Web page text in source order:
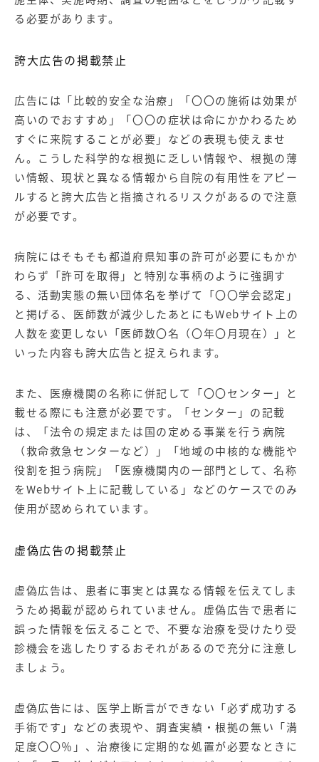
る必要があります。
誇大広告の掲載禁止
広告には「比較的安全な治療」「〇〇の施術は効果が
高いのでおすすめ」「〇〇の症状は命にかかわるため
すぐに来院することが必要」などの表現も使えませ
ん。こうした科学的な根拠に乏しい情報や、根拠の薄
い情報、現状と異なる情報から自院の有用性をアピー
ルすると誇大広告と指摘されるリスクがあるので注意
が必要です。
病院にはそもそも都道府県知事の許可が必要にもかか
わらず「許可を取得」と特別な事柄のように強調す
る、活動実態の無い団体名を挙げて「〇〇学会認定」
と掲げる、医師数が減少したあとにもWebサイト上の
人数を変更しない「医師数〇名（〇年〇月現在）」と
いった内容も誇大広告と捉えられます。
また、医療機関の名称に併記して「〇〇センター」と
載せる際にも注意が必要です。「センター」の記載
は、「法令の規定または国の定める事業を行う病院
（救命救急センターなど）」「地域の中核的な機能や
役割を担う病院」「医療機関内の一部門として、名称
をWebサイト上に記載している」などのケースでのみ
使用が認められています。
虚偽広告の掲載禁止
虚偽広告は、患者に事実とは異なる情報を伝えてしま
うため掲載が認められていません。虚偽広告で患者に
誤った情報を伝えることで、不要な治療を受けたり受
診機会を逃したりするおそれがあるので充分に注意し
ましょう。
虚偽広告には、医学上断言ができない「必ず成功する
手術です」などの表現や、調査実績・根拠の無い「満
足度〇〇％」、治療後に定期的な処置が必要なときに